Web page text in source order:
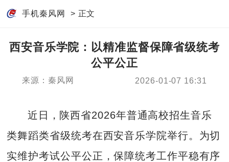
手机秦风网 > 正文
西安音乐学院：以精准监督保障省级统考
公平公正
来源：秦风网 2026-01-07 16:31
近日，陕西省2026年普通高校招生音乐
类舞蹈类省级统考在西安音乐学院举行。为切
实维护考试公平公正，保障统考工作平稳有序